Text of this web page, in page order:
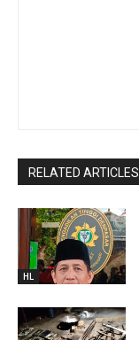
RELATED ARTICLES
HL